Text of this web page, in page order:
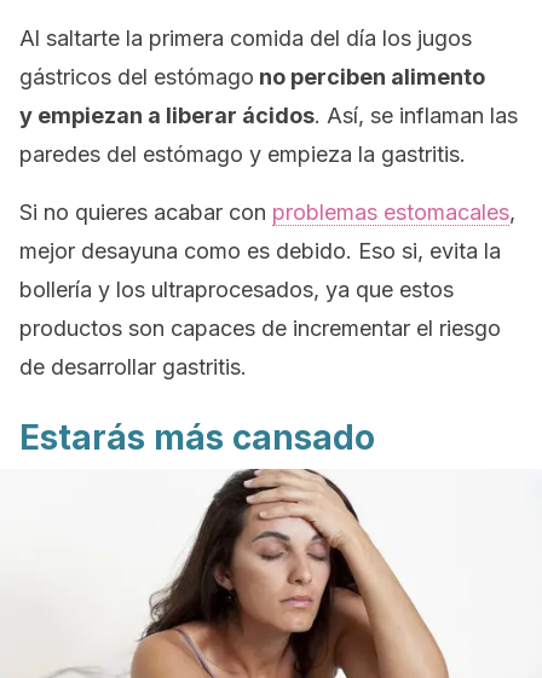
Al saltarte la primera comida del día los jugos
gástricos del estómago no perciben alimento
y empiezan a liberar ácidos. Así, se inflaman las
paredes del estómago y empieza la gastritis.
Si no quieres acabar con problemas estomacales,
mejor desayuna como es debido. Eso si, evita la
bollería y los ultraprocesados, ya que estos
productos son capaces de incrementar el riesgo
de desarrollar gastritis.
Estarás más cansado